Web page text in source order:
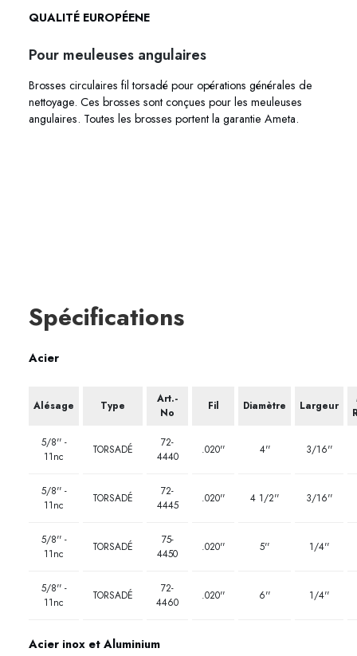
QUALITÉ EUROPÉENE
Pour meuleuses angulaires
Brosses circulaires fil torsadé pour opérations générales de
nettoyage. Ces brosses sont conçues pour les meuleuses
angulaires. Toutes les brosses portent la garantie Ameta.
Spécifications
Acier
Alésage Type
Art.-
No
Fil Diamètre Largeur
5/8'' -
11nc
TORSADÉ
72-
4440
.020'' 4'' 3/16''
5/8'' -
11nc
TORSADÉ
72-
4445
.020'' 4 1/2'' 3/16''
5/8'' -
11nc
TORSADÉ
75-
4450
.020'' 5'' 1/4''
5/8'' -
11nc
TORSADÉ
72-
4460
.020'' 6'' 1/4''
Acier inox et Aluminium